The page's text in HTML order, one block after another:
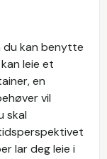
du kan benytte
leie et
en
vil
skal
lar deg leie i